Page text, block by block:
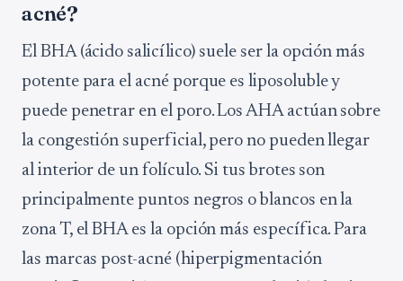
acné?
El BHA (ácido salicílico) suele ser la opción más
potente para el acné porque es liposoluble y
puede penetrar en el poro. Los AHA actúan sobre
la congestión superficial, pero no pueden llegar
al interior de un folículo. Si tus brotes son
principalmente puntos negros o blancos en la
zona T, el BHA es la opción más específica. Para
las marcas post-acné (hiperpigmentación